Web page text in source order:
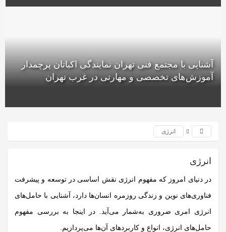
آشنایی با مجتمع فنی تهران نمایندگی اکباتان پرچمدار
آموزش‌های تخصصی و مهارتی در غرب تهران
انرژی
انرژی
در دنیای امروز که مفهوم انرژی نقش اساسی در توسعه و پیشرفت
فناوری‌های نوین و زندگی روزمره انسان‌ها دارد، آشنایی با حامل‌های
انرژی امری ضروری به‌شمار می‌آید. در اینجا به بررسی مفهوم
حامل‌های انرژی، انواع و کاربردهای آن‌ها می‌پردازیم.